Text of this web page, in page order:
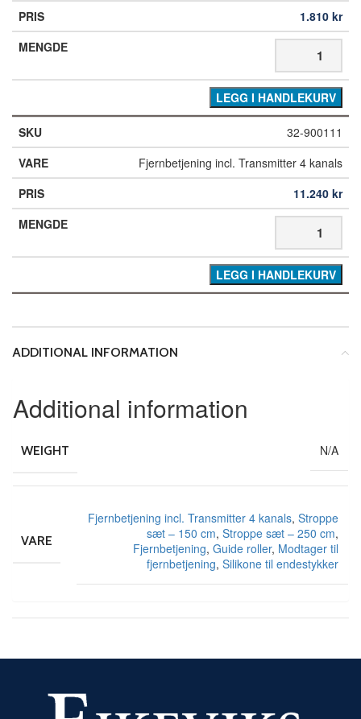
1.810 kr
LEGG I HANDLEKURV
32-900111
Fjernbetjening incl. Transmitter 4 kanals
11.240 kr
LEGG I HANDLEKURV
ADDITIONAL INFORMATION
Additional information
WEIGHT N/A
VARE
Fjernbetjening incl. Transmitter 4 kanals, Stroppe
sæt – 150 cm, Stroppe sæt – 250 cm,
Fjernbetjening, Guide roller, Modtager til
fjernbetjening, Silikone til endestykker